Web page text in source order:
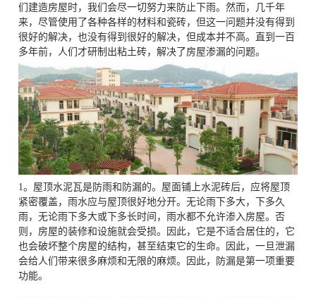
们建造房屋时，我们会尽一切努力来防止下雨。然而，几千年
来，尽管使用了各种各样的材料和瓷砖，但这一问题并没有得到
很好的解决，也没有得到很好的解决，但成本并不高。直到一百
多年前，人们才研制出粘土砖，解决了房屋渗漏的问题。
1。屋顶水泥瓦是防雨和防漏的。屋面铺上水泥砖后，应将屋顶
紧密覆盖，雨水应与屋顶很好地分开。无论雨下多大，下多久
雨，无论雨下多大或下多长时间，雨水都不允许渗入房屋。否
则，房屋的装修和设施就会受损。因此，它是不适合居住的，它
也会破坏整个房屋的结构，甚至结束它的生命。因此，一旦泄漏
会给人们带来很多麻烦和无限的麻烦。因此，防漏是第一项重要
功能。